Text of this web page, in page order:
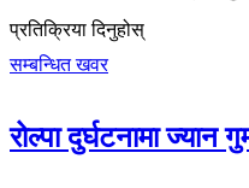
प्रतिक्रिया दिनुहोस्
सम्बन्धित खवर
रोल्पा दुर्घटनामा ज्यान